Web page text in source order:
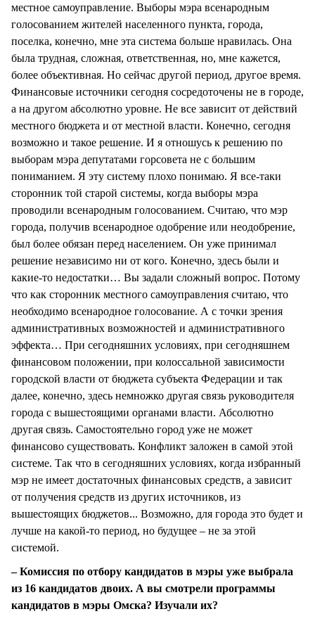
местное самоуправление. Выборы мэра всенародным
голосованием жителей населенного пункта, города,
поселка, конечно, мне эта система больше нравилась. Она
была трудная, сложная, ответственная, но, мне кажется,
более объективная. Но сейчас другой период, другое время.
Финансовые источники сегодня сосредоточены не в городе,
а на другом абсолютно уровне. Не все зависит от действий
местного бюджета и от местной власти. Конечно, сегодня
возможно и такое решение. И я отношусь к решению по
выборам мэра депутатами горсовета не с большим
пониманием. Я эту систему плохо понимаю. Я все-таки
сторонник той старой системы, когда выборы мэра
проводили всенародным голосованием. Считаю, что мэр
города, получив всенародное одобрение или неодобрение,
был более обязан перед населением. Он уже принимал
решение независимо ни от кого. Конечно, здесь были и
какие-то недостатки… Вы задали сложный вопрос. Потому
что как сторонник местного самоуправления считаю, что
необходимо всенародное голосование. А с точки зрения
административных возможностей и административного
эффекта… При сегодняшних условиях, при сегодняшнем
финансовом положении, при колоссальной зависимости
городской власти от бюджета субъекта Федерации и так
далее, конечно, здесь немножко другая связь руководителя
города с вышестоящими органами власти. Абсолютно
другая связь. Самостоятельно город уже не может
финансово существовать. Конфликт заложен в самой этой
системе. Так что в сегодняшних условиях, когда избранный
мэр не имеет достаточных финансовых средств, а зависит
от получения средств из других источников, из
вышестоящих бюджетов... Возможно, для города это будет и
лучше на какой-то период, но будущее – не за этой
системой.
– Комиссия по отбору кандидатов в мэры уже выбрала
из 16 кандидатов двоих. А вы смотрели программы
кандидатов в мэры Омска? Изучали их?